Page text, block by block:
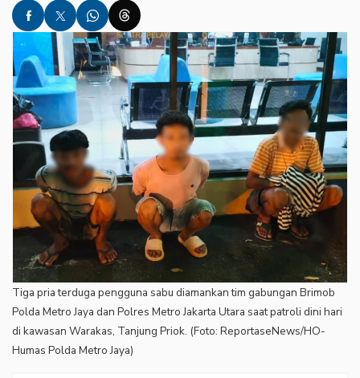
Tiga pria terduga pengguna sabu diamankan tim gabungan Brimob
Polda Metro Jaya dan Polres Metro Jakarta Utara saat patroli dini hari
di kawasan Warakas, Tanjung Priok. (Foto: ReportaseNews/HO-
Humas Polda Metro Jaya)